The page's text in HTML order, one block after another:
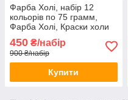
Фарба Холі, набір 12
кольорів по 75 грамм,
Фарба Холі, Краски холи
450 ₴/набір
900 ₴/набір
Купити